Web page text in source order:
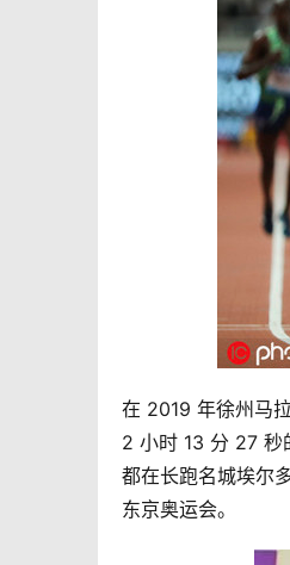
在 2019 年徐州马
2 小时 13 分 27 秒
都在长跑名城埃尔
东京奥运会。